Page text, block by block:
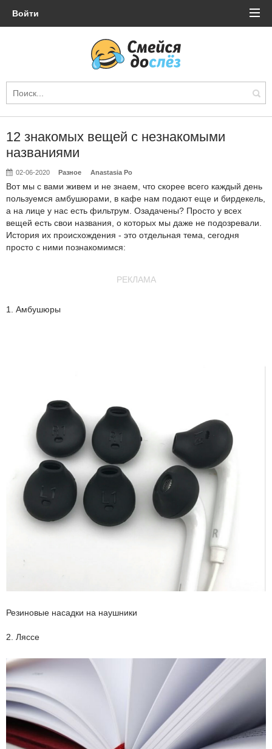
Войти
12 знакомых вещей с незнакомыми
названиями
02-06-2020 Разное Anastasia Po
Вот мы с вами живем и не знаем, что скорее всего каждый день
пользуемся амбушюрами, в кафе нам подают еще и бирдекель,
а на лице у нас есть фильтрум. Озадачены? Просто у всех
вещей есть свои названия, о которых мы даже не подозревали.
История их происхождения - это отдельная тема, сегодня
просто с ними познакомимся:
РЕКЛАМА
1. Амбушюры
Резиновые насадки на наушники
2. Ляссе